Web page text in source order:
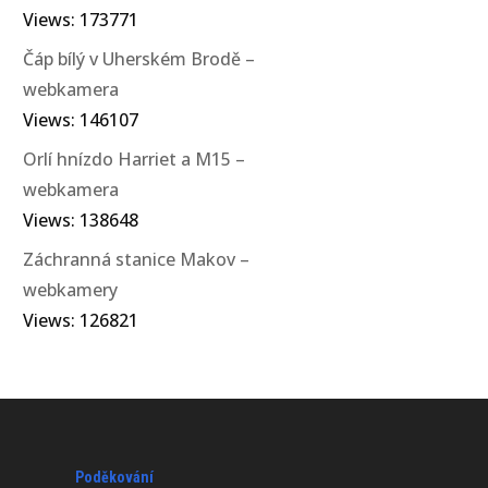
Views: 173771
Čáp bílý v Uherském Brodě –
webkamera
Views: 146107
Orlí hnízdo Harriet a M15 –
webkamera
Views: 138648
Záchranná stanice Makov –
webkamery
Views: 126821
Poděkování